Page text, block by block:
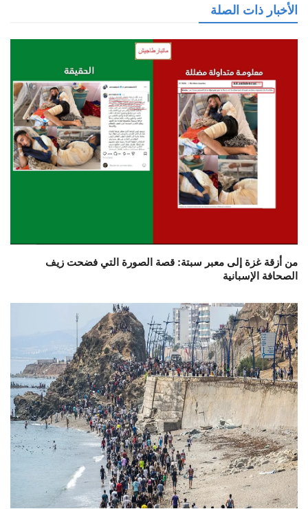
الأخبار ذات الصلة
من أزقة غزة إلى معبر سبتة: قصة الصورة التي فضحت زيف
الصحافة الإسبانية